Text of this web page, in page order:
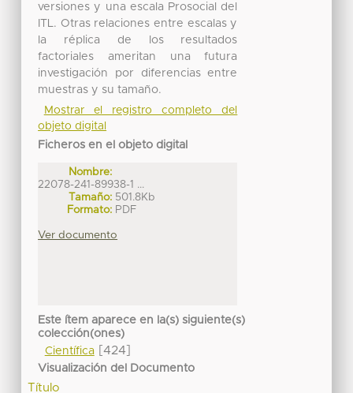
versiones y una escala Prosocial del
ITL. Otras relaciones entre escalas y
la réplica de los resultados
factoriales ameritan una futura
investigación por diferencias entre
muestras y su tamaño.
Mostrar el registro completo del
objeto digital
Ficheros en el objeto digital
Nombre:
22078-241-89938-1 ...
Tamaño: 501.8Kb
Formato: PDF
Ver documento
Este ítem aparece en la(s) siguiente(s)
colección(ones)
Científica[424]
Visualización del Documento
Título